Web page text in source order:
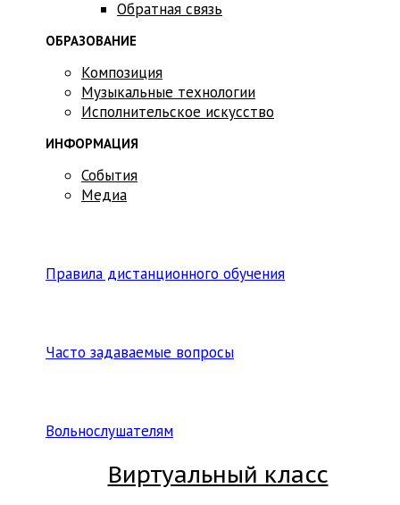
Обратная связь
ОБРАЗОВАНИЕ
Композиция
Музыкальные технологии
Исполнительское искусство
ИНФОРМАЦИЯ
События
Медиа
Правила дистанционного обучения
Часто задаваемые вопросы
Вольнослушателям
Виртуальный класс